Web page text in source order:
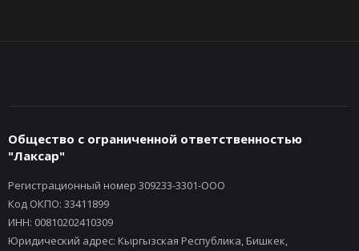
Общество с ограниченной ответственностью
"Лаксар"
Регистрационный номер 309233-3301-ООО
Код ОКПО: 33411899
ИНН: 00810202410309
Юридический адрес: Кыргызская Республика, Бишкек,